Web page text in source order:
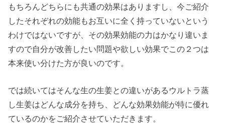
もちろんどちらにも共通の効果はありますし、今ご紹介
したそれぞれの効能もお互いに全く持っていないという
わけではないですが、その効果効能の力はかなり違いま
すので自分が改善したい問題や欲しい効果でこの２つは
本来使い分けた方が良いのです。
では続いてはそんな生の生姜との違いがあるウルトラ蒸
し生姜はどんな成分を持ち、どんな効果効能が特に優れ
ているのかをご紹介させていただきます。